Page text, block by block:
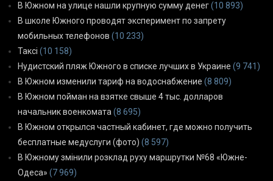
В Южном на улице нашли крупную сумму денег(10 893)
В школе Южного проводят эксперимент по запрету
мобильных телефонов (10 233)
Таксі (10 158)
Нудистский пляж Южного в списке лучших в Украине (9 741)
В Южном изменили тариф на водоснабжение (8 809)
В Южном пойман на взятке свыше 4 тыс. долларов
начальник военкомата(8 695)
В Южном открылся частный кабинет, где можно получить
бесплатные медуслуги (фото) (8 597)
В Южному змінили розклад руху маршрутки №68 «Южне-
Одеса» (7 969)